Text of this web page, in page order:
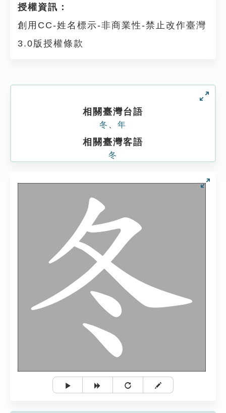
授權資訊：
創用CC-姓名標示-非商業性-禁止改作臺灣
3.0版授權條款
相關臺灣台語
冬 年
相關臺灣客語
冬